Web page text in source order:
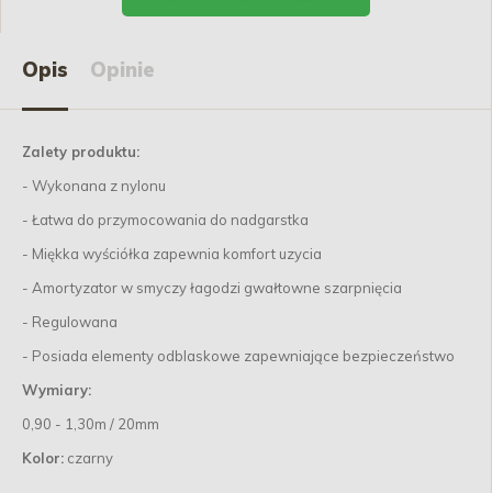
Opis Opinie
Zalety produktu:
- Wykonana z nylonu
- Łatwa do przymocowania do nadgarstka
- Miękka wyściółka zapewnia komfort uzycia
- Amortyzator w smyczy łagodzi gwałtowne szarpnięcia
- Regulowana
- Posiada elementy odblaskowe zapewniające bezpieczeństwo
Wymiary:
0,90 - 1,30m / 20mm
Kolor: czarny